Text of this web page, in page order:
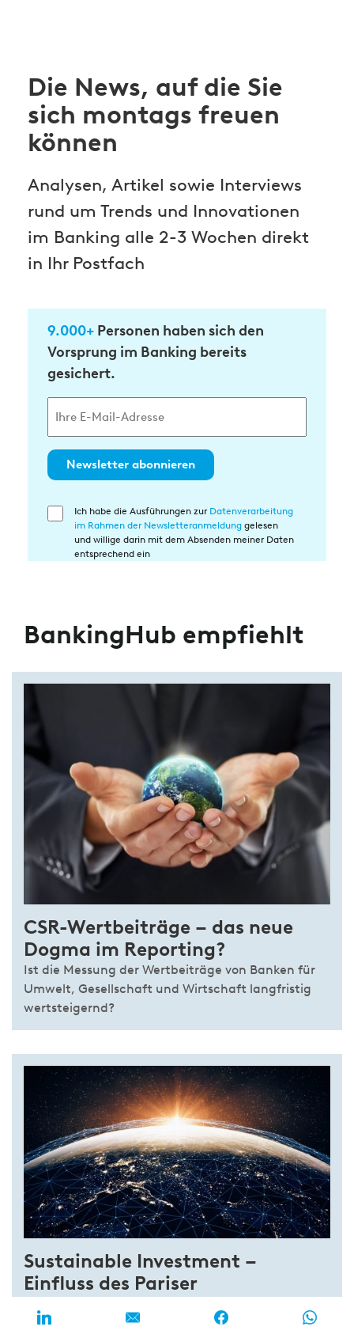
Die News, auf die Sie
sich montags freuen
können
Analysen, Artikel sowie Interviews
rund um Trends und Innovationen
im Banking alle 2-3 Wochen direkt
in Ihr Postfach
9.000+ Personen haben sich den
Vorsprung im Banking bereits
gesichert.
Newsletter abonnieren
Einwilligung
Ich habe die Ausführungen zur Datenverarbeitung
im Rahmen der Newsletteranmeldung gelesen
und willige darin mit dem Absenden meiner Daten
entsprechend ein
BankingHub empfiehlt
CSR-Wertbeiträge – das neue
Dogma im Reporting?
Ist die Messung der Wertbeiträge von Banken für
Umwelt, Gesellschaft und Wirtschaft langfristig
wertsteigernd?
Sustainable Investment –
Einfluss des Pariser
Klimaabkommens auf die
Finanzindustrie